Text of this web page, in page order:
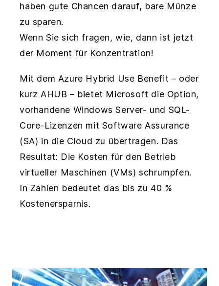
haben gute Chancen darauf, bare Münze
zu sparen.
Wenn Sie sich fragen, wie, dann ist jetzt
der Moment für Konzentration!
Mit dem Azure Hybrid Use Benefit – oder
kurz AHUB – bietet Microsoft die Option,
vorhandene Windows Server- und SQL-
Core-Lizenzen mit Software Assurance
(SA) in die Cloud zu übertragen. Das
Resultat: Die Kosten für den Betrieb
virtueller Maschinen (VMs) schrumpfen.
In Zahlen bedeutet das bis zu 40 %
Kostenersparnis.